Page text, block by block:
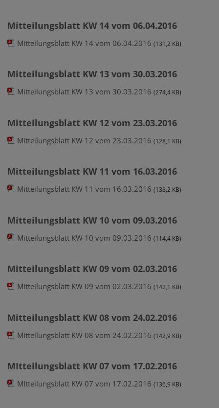
Mitteilungsblatt KW 14 vom 06.04.2016
Mitteilungsblatt KW 14 vom 06.04.2016 (131,2 KB)
Mitteilungsblatt KW 13 vom 30.03.2016
Mitteilungsblatt KW 13 vom 30.03.2016 (274,4 KB)
Mitteilungsblatt KW 12 vom 23.03.2016
Mitteilungsblatt KW 12 vom 23.03.2016 (128,1 KB)
Mitteilungsblatt KW 11 vom 16.03.2016
Mitteilungsblatt KW 11 vom 16.03.2016 (138,2 KB)
Mitteilungsblatt KW 10 vom 09.03.2016
Mitteilungsblatt KW 10 vom 09.03.2016 (114,4 KB)
Mitteilungsblatt KW 09 vom 02.03.2016
Mitteilungsblatt KW 09 vom 02.03.2016 (142,1 KB)
Mitteilungsblatt KW 08 vom 24.02.2016
Mitteilungsblatt KW 08 vom 24.02.2016 (142,9 KB)
MItteilungsblatt KW 07 vom 17.02.2016
MItteilungsblatt KW 07 vom 17.02.2016 (136,9 KB)